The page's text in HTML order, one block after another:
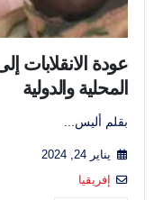
عودة الانقلابات
المحلية والدولية
بقلم أليس...
يناير 24, 2024
إفريقيا